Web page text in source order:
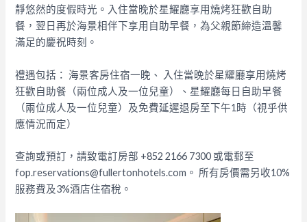
靜悠然的度假時光。入住當晚於星耀廳享用燒烤狂歡自助
餐，翌日再於海景相伴下享用自助早餐，為父親節締造溫馨
滿足的慶祝時刻。
禮遇包括： 海景客房住宿一晚、
入住當晚於星耀廳享用燒烤
狂歡自助餐（兩位成人及一位兒童）、 星耀廳每日自助早餐
（兩位成人及一位兒童）及免費延遲退房至下午1時（視乎供
應情況而定）
查詢或預訂，請致電訂房部 +852 2166 7300 或電郵至
fop.reservations@fullertonhotels.com。 所有房價需另收10%
服務費及3%酒店住宿稅。